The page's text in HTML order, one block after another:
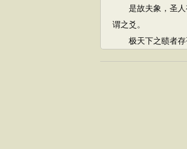
是故夫象，圣人有
谓之爻。
极天下之赜者存乎